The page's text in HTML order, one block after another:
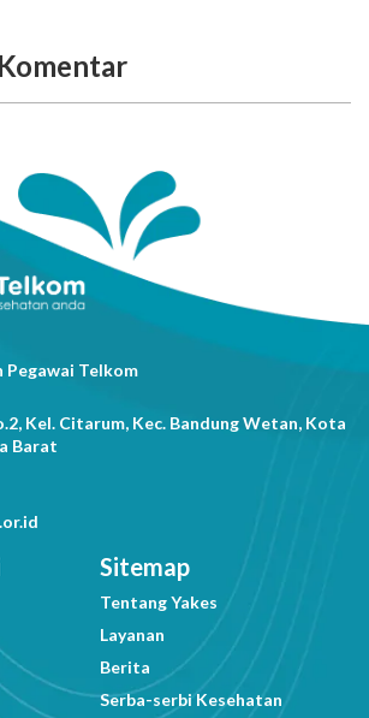
Pegawai Telkom
Kel. Citarum, Kec. Bandung Wetan, Kota
Barat
Sitemap
Tentang Yakes
Layanan
Berita
Serba-serbi Kesehatan